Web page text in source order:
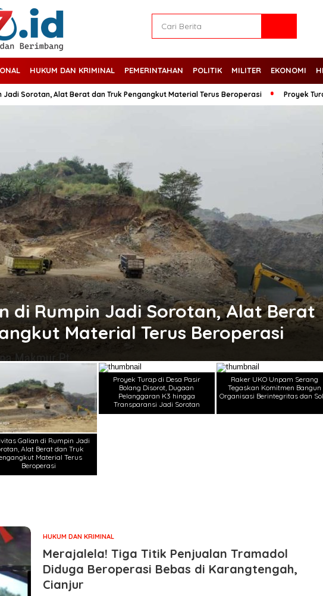
HUKUM DAN KRIMINAL PEMERINTAHAN POLITIK MILITER EKONOMI
Alat Berat dan Truk Pengangkut Material Terus Beroperasi Proyek Turap di
di Rumpin Jadi Sorotan, Alat Berat
Material Terus Beroperasi
Galian di Rumpin Jadi
Alat Berat dan Truk
Material Terus
Beroperasi
Proyek Turap di Desa Pasir
Bolang Disorot, Dugaan
Pelanggaran K3 hingga
Transparansi Jadi Sorotan
Raker UKO Unpam Serang
Tegaskan Komitmen Bangun
Organisasi Berintegritas dan
HUKUM DAN KRIMINAL
Merajalela! Tiga Titik Penjualan Tramadol
Diduga Beroperasi Bebas di Karangtengah,
Cianjur